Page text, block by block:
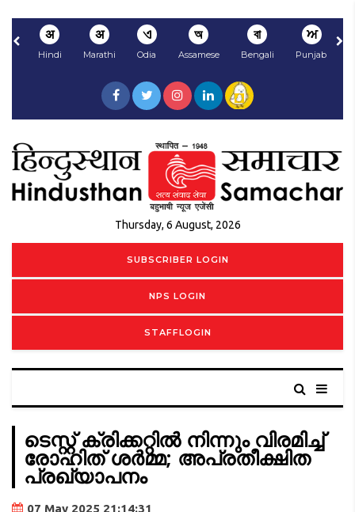
अ
Hindi
अ
Marathi
ଏ
Odia
অ
Assamese
বা
Bengali
ਅ
Punjabi
Thursday, 6 August, 2026
SUBSCRIBER LOGIN
NPS LOGIN
STAFFLOGIN
ടെസ്റ്റ് ക്രിക്കറ്റില്‍ നിന്നും വിരമിച്ച്
രോഹിത് ശര്‍മ്മ; അപ്രതീക്ഷിത
പ്രഖ്യാപനം
07 May 2025 21:14:31